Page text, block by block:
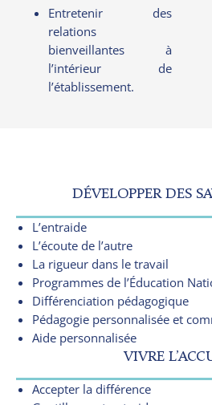
Entretenir des
relations
bienveillantes à
l’intérieur de
l’établissement.
DÉVELOPPER DES
L’entraide
L’écoute de l’autre
La rigueur dans le travail
Programmes de l’Éducation
Différenciation pédagogique
Pédagogie personnalisée et
Aide personnalisée
VIVRE
Accepter la différence